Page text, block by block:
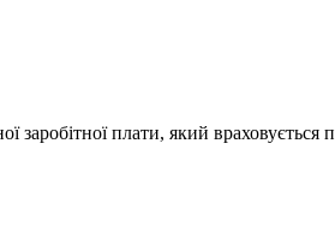
плати, який враховується